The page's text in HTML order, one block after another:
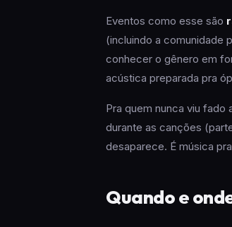
Eventos como esse são
(incluindo a comunidade
conhecer o gênero em
acústica preparada pra
Pra quem nunca viu fado
durante as canções
desaparece. É música
Quando e